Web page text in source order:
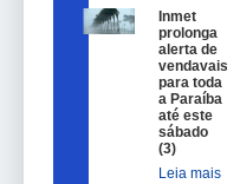
Inmet
prolonga
alerta de
vendavais
para toda
a Paraíba
até este
sábado
(3)
Leia mais